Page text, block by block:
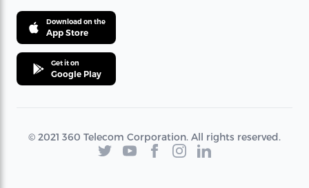
Download on the
App Store
Get it on
Google Play
© 2021 360 Telecom Corporation. All rights reserved.